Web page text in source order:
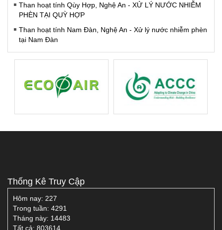
Than hoạt tính Qùy Hợp, Nghệ An - XỬ LÝ NƯỚC NHIỄM
PHÈN TẠI QUỲ HỢP
Than hoạt tính Nam Đàn, Nghệ An - Xử lý nước nhiễm phèn
tại Nam Đàn
Thống Kê Truy Cập
Hôm nay: 227
Trong tuần: 4291
Tháng này: 14483
Tất cả: 803614